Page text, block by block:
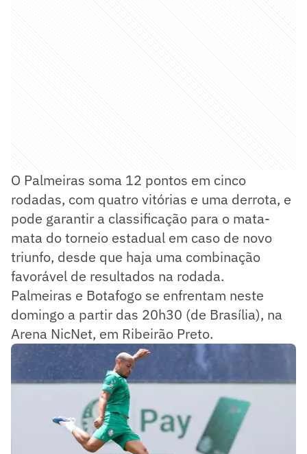
O Palmeiras soma 12 pontos em cinco
rodadas, com quatro vitórias e uma derrota, e
pode garantir a classificação para o mata-
mata do torneio estadual em caso de novo
triunfo, desde que haja uma combinação
favorável de resultados na rodada.
Palmeiras e Botafogo se enfrentam neste
domingo a partir das 20h30 (de Brasília), na
Arena NicNet, em Ribeirão Preto.